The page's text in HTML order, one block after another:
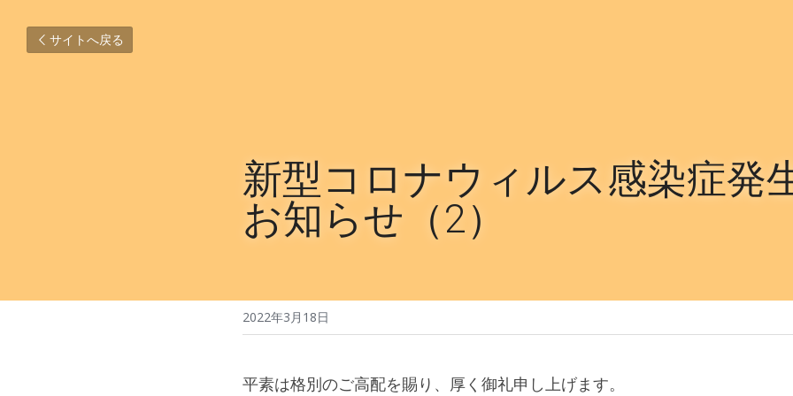
サイトへ戻る
新型コロナウィルス感染症発
お知らせ（2）
2022年3月18日
平素は格別のご高配を賜り、厚く御礼申し上げます。